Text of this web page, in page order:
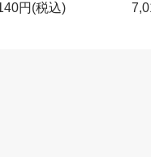
円(税込)